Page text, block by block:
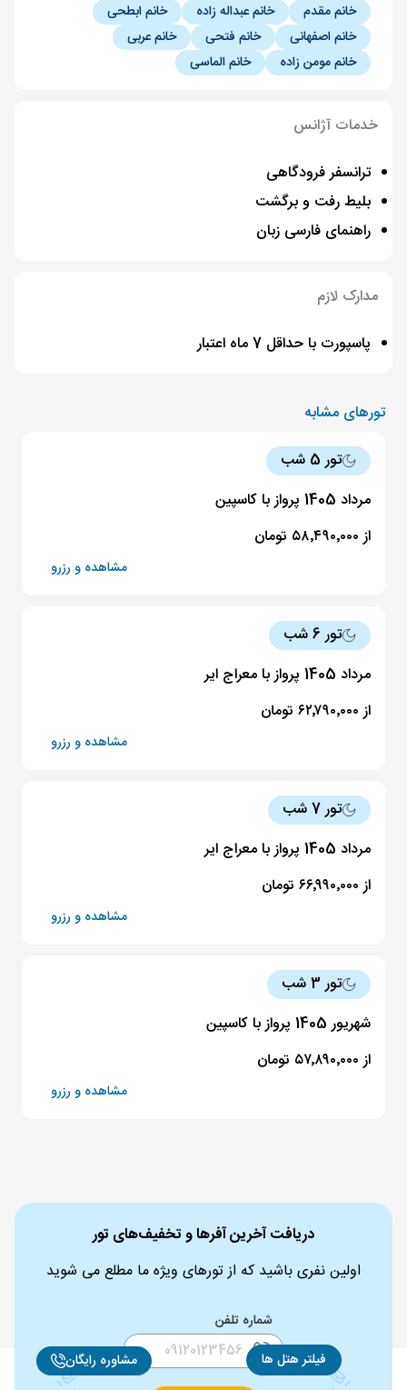
فیلتر هتل ها
خانم مقدم
خانم عبداله زاده
خانم ابطحی
خانم اصفهانی
خانم فتحی
خانم عربی
خانم مومن زاده
خانم الماسی
خدمات آژانس
ترانسفر فرودگاهی
بلیط رفت و برگشت
راهنمای فارسی زبان
مدارک لازم
پاسپورت با حداقل 7 ماه اعتبار
تورهای مشابه
تور 5 شب
مرداد 1405 پرواز با کاسپین
از ۵۸٬۴۹۰٬۰۰۰ تومان
مشاهده و رزرو
تور 6 شب
مرداد 1405 پرواز با معراج ایر
از ۶۲٬۷۹۰٬۰۰۰ تومان
مشاهده و رزرو
تور 7 شب
مرداد 1405 پرواز با معراج ایر
از ۶۶٬۹۹۰٬۰۰۰ تومان
مشاهده و رزرو
تور 3 شب
شهریور 1405 پرواز با کاسپین
از ۵۷٬۸۹۰٬۰۰۰ تومان
مشاهده و رزرو
مشاوره رایگان
دریافت آخرین آفرها و تخفیف‌های تور
اولین نفری باشید که از تورهای ویژه ما مطلع می شوید
شماره تلفن